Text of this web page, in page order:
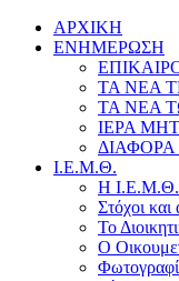
ΑΡΧΙΚΗ
ΕΝΗΜΕΡΩΣΗ
ΤΑ ΝΕΑ
ΤΑ ΝΕΑ
ΙΕΡΑ
Ι.Ε.Μ.Θ.
Η Ι.Ε.Μ.Θ.
Στόχοι και
Το
Ο